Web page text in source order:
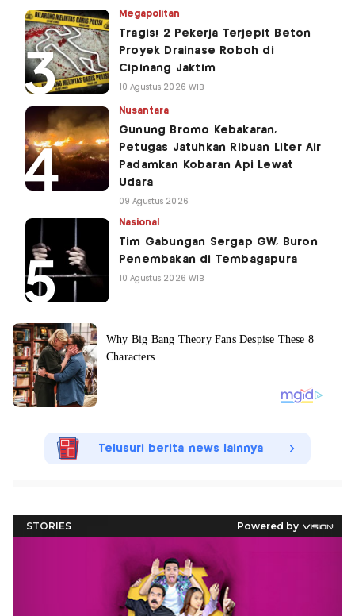
Megapolitan
Tragis! 2 Pekerja Terjepit Beton
Proyek Drainase Roboh di
Cipinang Jaktim
10 Agustus 2026 WIB
Nusantara
Gunung Bromo Kebakaran,
Petugas Jatuhkan Ribuan Liter Air
Padamkan Kobaran Api Lewat
Udara
09 Agustus 2026
Nasional
Tim Gabungan Sergap GW, Buron
Penembakan di Tembagapura
10 Agustus 2026 WIB
Telusuri berita news lainnya